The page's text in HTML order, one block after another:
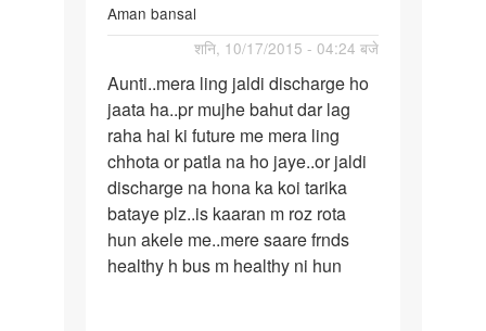
Aman bansal
शनि, 10/17/2015 - 04:24 बजे
ling
jaldi
Aunti..mera ling jaldi discharge ho
jaata ha..pr mujhe bahut dar lag
raha hai ki future me mera ling
chhota or patla na ho jaye..or jaldi
discharge na hona ka koi tarika
bataye plz..is kaaran m roz rota
hun akele me..mere saare frnds
healthy h bus m healthy ni hun